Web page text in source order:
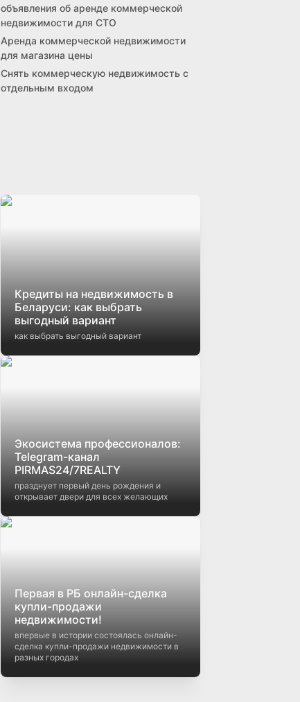
объявления об аренде коммерческой
недвижимости для СТО
Аренда коммерческой недвижимости
для магазина цены
Снять коммерческую недвижимость с
отдельным входом
Кредиты на недвижимость в
Беларуси: как выбрать
выгодный вариант
как выбрать выгодный вариант
Экосистема профессионалов:
Telegram-канал
PIRMAS24/7REALTY
празднует первый день рождения и
открывает двери для всех желающих
Первая в РБ онлайн-сделка
купли-продажи
недвижимости!
впервые в истории состоялась онлайн-
сделка купли-продажи недвижимости в
разных городах